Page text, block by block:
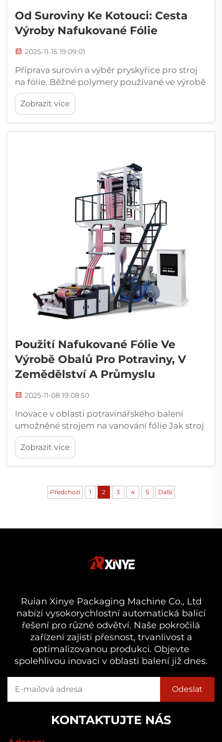
Od Suroviny Ke Kotouci: Cesta
Výroby Nafukované Fólie
2025-11-15 19:09:01
Příprava surovin a výběr pryskyřice pro stroj
na fólie. Běžné polymery používané ve výrobě
fólie: LDPE, LLDPE a HDPE. Kvalitní fólie
začíná správným výběrem polymerových
pryskyřic pro danou aplikaci. Například LDPE
Zobrazit více
Použití Nafukované Fólie Ve
Výrobě Obalů Pro Potraviny, V
Zemědělství A Průmyslu
2025-11-08 19:08:50
Inovace v oblasti potravinářského balení
umožněné strojem na vanování fólie Jak stroj
na vanování fólie umožňuje vysoký výkon
obalových fólií Dnešní stroje na vanování fólie
vyrábějí obalové fólie, které se opravdu
Zobrazit více
Předchozí 1 2 3 4 5 Další
Ruian Xinye Packaging Machine Co., Ltd
nabízí vysokorychlostní automatická balicí
řešení pro různé odvětví. Naše pokročilá
zařízení zajistí přesnost, trvanlivost a
optimalizovanou produkci. Objevte
spolehlivou inovaci v oblasti balení již dnes.
KONTAKTUJTE NÁS